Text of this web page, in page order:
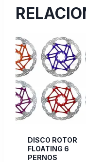
DISCO ROTOR
FLOATING 6
PERNOS